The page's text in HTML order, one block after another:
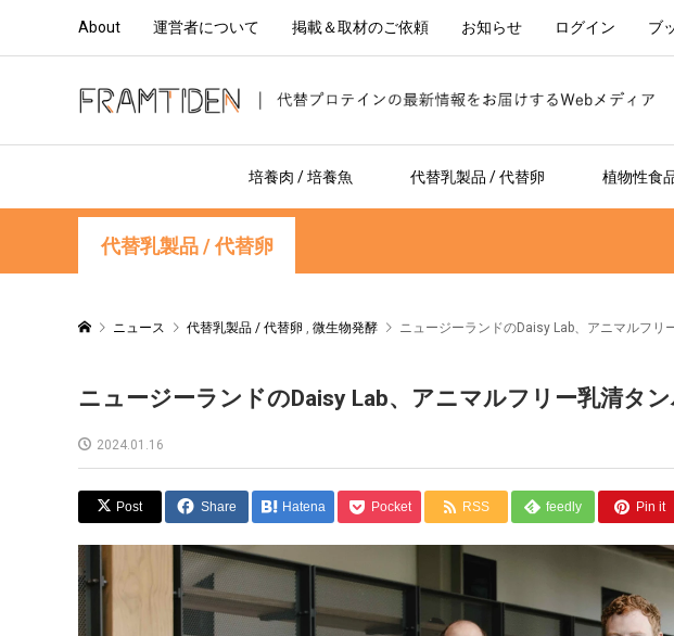
About 運営者について 掲載＆取材のご依頼 お知らせ ログイン ブ
培養肉 / 培養魚 代替乳製品 / 代替卵 植物性食
代替乳製品 / 代替卵
ニュース 代替乳製品 / 代替卵 , 微生物発酵 ニュージーランドのDaisy Lab、アニマルフリ
ニュージーランドのDaisy Lab、アニマルフリー乳清タ
2024.01.16
Post Share Hatena Pocket RSS feedly Pin it